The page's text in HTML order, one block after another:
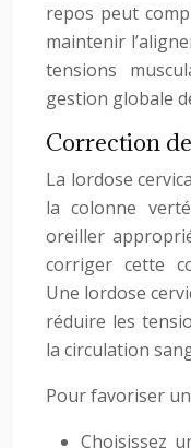
repos peut
maintenir
tensions
gestion globale
Correction
La lordose
la colonne
oreiller
corriger cette
Une lordose
réduire les
la circulation
Pour favoriser
Choisissez